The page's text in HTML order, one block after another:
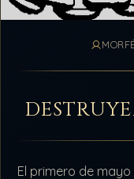
El primero de mayo